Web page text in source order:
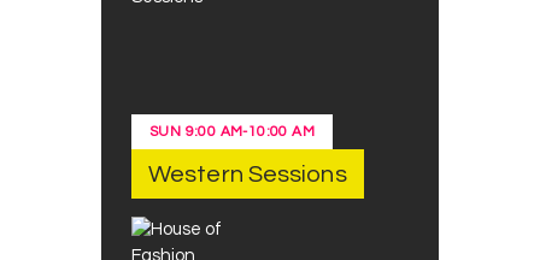
SUN 9:00 AM-10:00 AM
Western Sessions